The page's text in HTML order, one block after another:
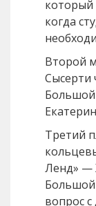
который
когда
Второй
Сысерти
Третий
Ленд»
вопрос